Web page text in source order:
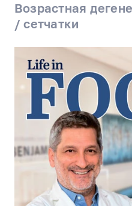
Возрастная
/ сетчатки